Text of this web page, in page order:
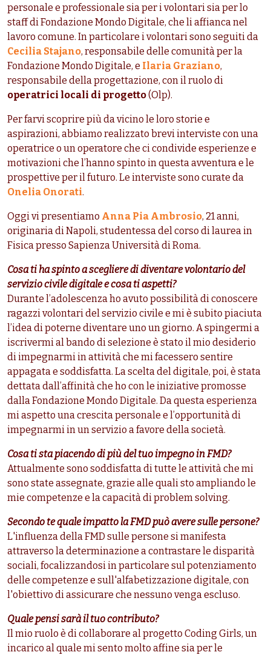
personale e professionale sia per i volontari sia per lo
staff di Fondazione Mondo Digitale, che li affianca nel
lavoro comune. In particolare i volontari sono seguiti da
Cecilia Stajano, responsabile delle comunità per la
Fondazione Mondo Digitale, e Ilaria Graziano,
responsabile della progettazione, con il ruolo di
operatrici locali di progetto(Olp).
Per farvi scoprire più da vicino le loro storie e
aspirazioni, abbiamo realizzato brevi interviste con una
operatrice o un operatore che ci condivide esperienze e
motivazioni che l’hanno spinto in questa avventura e le
prospettive per il futuro. Le interviste sono curate da
Onelia Onorati.
Oggi vi presentiamo Anna Pia Ambrosio, 21 anni,
originaria di Napoli, studentessa del corso di laurea in
Fisica presso Sapienza Università di Roma.
Cosa ti ha spinto a scegliere di diventare volontario del
servizio civile digitale e cosa ti aspetti?
Durante l’adolescenza ho avuto possibilità di conoscere
ragazzi volontari del servizio civile e mi è subito piaciuta
l’idea di poterne diventare uno un giorno. A spingermi a
iscrivermi al bando di selezione è stato il mio desiderio
di impegnarmi in attività che mi facessero sentire
appagata e soddisfatta. La scelta del digitale, poi, è stata
dettata dall’affinità che ho con le iniziative promosse
dalla Fondazione Mondo Digitale. Da questa esperienza
mi aspetto una crescita personale e l’opportunità di
impegnarmi in un servizio a favore della società.
Cosa ti sta piacendo di più del tuo impegno in FMD?
Attualmente sono soddisfatta di tutte le attività che mi
sono state assegnate, grazie alle quali sto ampliando le
mie competenze e la capacità di problem solving.
Secondo te quale impatto la FMD può avere sulle persone?
L'influenza della FMD sulle persone si manifesta
attraverso la determinazione a contrastare le disparità
sociali, focalizzandosi in particolare sul potenziamento
delle competenze e sull'alfabetizzazione digitale, con
l'obiettivo di assicurare che nessuno venga escluso.
Quale pensi sarà il tuo contributo?
Il mio ruolo è di collaborare al progetto Coding Girls, un
incarico al quale mi sento molto affine sia per le